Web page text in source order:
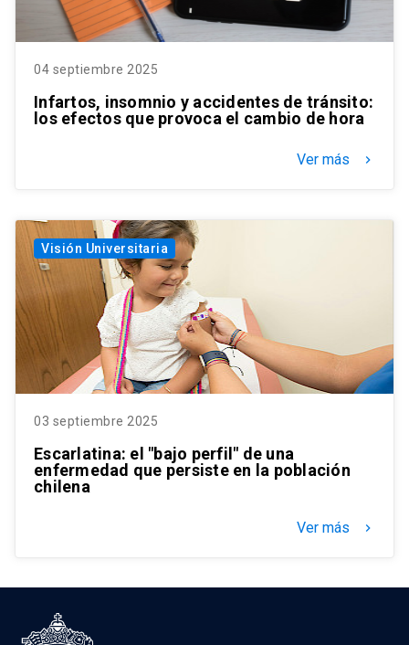
04 septiembre 2025
Infartos, insomnio y accidentes de tránsito:
los efectos que provoca el cambio de hora
Ver más keyboard_arrow_right
Visión Universitaria
03 septiembre 2025
Escarlatina: el "bajo perfil" de una
enfermedad que persiste en la población
chilena
Ver más keyboard_arrow_right